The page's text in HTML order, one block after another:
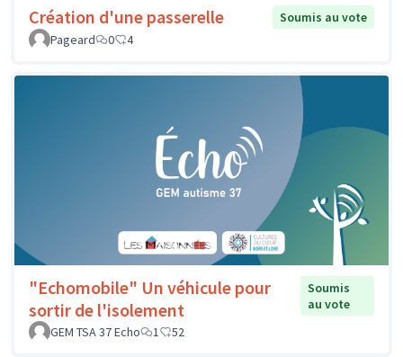
Création d'une passerelle
Soumis au vote
Pageard
0 4
"Echomobile" Un véhicule pour
sortir de l'isolement
Soumis
au vote
GEM TSA 37 Echo
1 52